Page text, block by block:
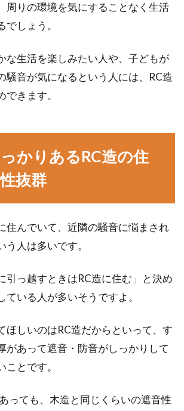
よる補修が機能維持に大切
建物の外壁によく使われる建材に「ALC外壁」
と言われるものがあります。このALC外壁は何
マイホームの間取りはどう決める？
成功例を見てみよう！
な間取りにするか迷いますよね。実際、間取り
に失敗し...
木造住宅には欠かせない筋交いの入
木造住宅を建てるうえで知っておきたいことが
あります。それは、耐震性能を実現させるため
周りの環境を気にすることなく生活
しょう。
な生活を楽しみたい人や、子どもが
騒音が気になるという人には、RC造
きます。
かりあるRC造の住
抜群
住んでいて、近隣の騒音に悩まされ
人は多いです。
引っ越すときはRC造に住む」と決め
ている人が多いそうですよ。
ほしいのはRC造だからといって、す
があって遮音・防音がしっかりして
とです。
っても、木造と同じくらいの遮音性